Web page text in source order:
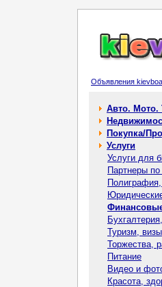
Объявления
Авто. Мото.
Покупка/
Услуги
Услуги для
Партнеры по
Туризм, визы
Торжества,
Питание
Видео и
Красота,